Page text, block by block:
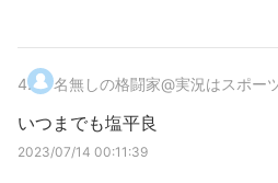
4. 名無しの格闘家@実況はスポー
いつまでも塩平良
2023/07/14 00:11:39